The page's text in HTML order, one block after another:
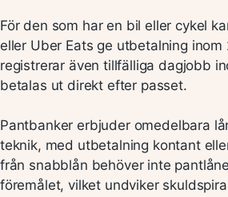
För den som har en bil eller cykel
eller Uber Eats ge utbetalning inom
registrerar även tillfälliga dagjobb
betalas ut direkt efter passet.
Pantbanker erbjuder omedelbara
teknik, med utbetalning kontant
från snabblån behöver inte
föremålet, vilket undviker